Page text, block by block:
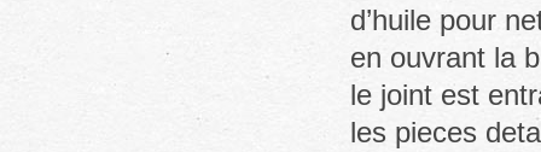
d’huile pour
en ouvrant la
le joint est
les pieces